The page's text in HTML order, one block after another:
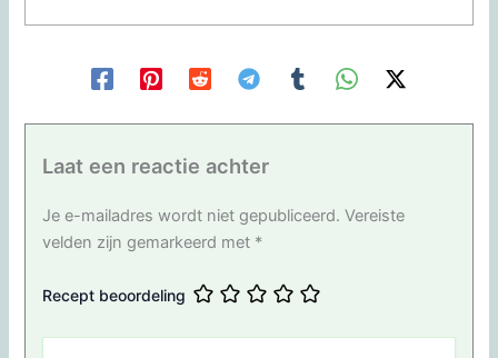
Laat een reactie achter
Je e-mailadres wordt niet gepubliceerd. Vereiste
velden zijn gemarkeerd met *
Recept beoordeling